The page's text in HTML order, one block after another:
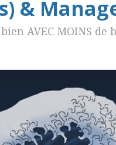
&
bien AVEC MOINS de